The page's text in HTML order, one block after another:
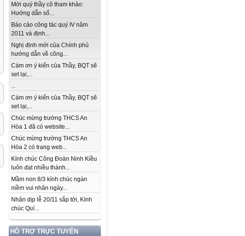
Mời quý thầy cô tham khảo:
Hướng dẫn số...
Báo cáo công tác quý IV năm
2011 và định...
Nghị định mới của Chính phủ
hướng dẫn về công...
Cám ơn ý kiến của Thầy, BQT sẽ
set lại,...
...
Cám ơn ý kiến của Thầy, BQT sẽ
set lại,...
Chúc mừng trường THCS An
Hòa 1 đã có website...
Chúc mừng trường THCS An
Hòa 2 có trang web...
Kính chúc Công Đoàn Ninh Kiều
luôn đạt nhiều thành...
Mầm non 8/3 kính chúc ngàn
niềm vui nhân ngày...
Nhân dịp lễ 20/11 sắp tới, Kính
chúc Quí...
HỖ TRỢ TRỰC TUYẾN